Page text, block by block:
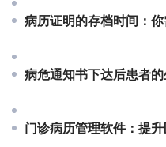
病历证明的存档时间：
病危通知书下达后患者
门诊病历管理软件：提